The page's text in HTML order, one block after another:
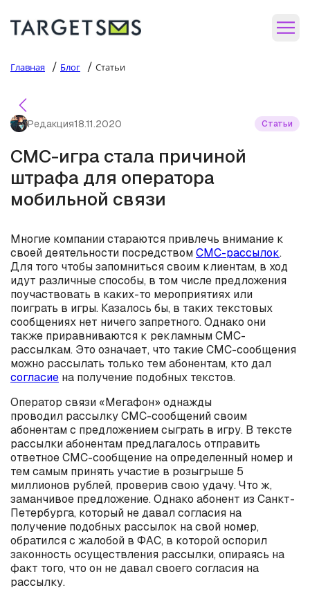
Главная / Блог / Статьи
Редакция18.11.2020 Статьи
СМС-игра стала причиной
штрафа для оператора
мобильной связи
Многие компании стараются привлечь внимание к
своей деятельности посредствомСМС-рассылок.
Для того чтобы запомниться своим клиентам, в ход
идут различные способы, в том числе предложения
поучаствовать в каких-то мероприятиях или
поиграть в игры. Казалось бы, в таких текстовых
сообщениях нет ничего запретного. Однако они
также приравниваются к рекламным СМС-
рассылкам. Это означает, что такие СМС-сообщения
можно рассылать только тем абонентам, кто дал
согласие на получение подобных текстов.
Оператор связи «Мегафон» однажды
проводил рассылку СМС-сообщений своим
абонентам с предложением сыграть в игру. В тексте
рассылки абонентам предлагалось отправить
ответное СМС-сообщение на определенный номер и
тем самым принять участие в розыгрыше 5
миллионов рублей, проверив свою удачу. Что ж,
заманчивое предложение. Однако абонент из Санкт-
Петербурга, который не давал согласия на
получение подобных рассылок на свой номер,
обратился с жалобой в ФАС, в которой оспорил
законность осуществления рассылки, опираясь на
факт того, что он не давал своего согласия на
рассылку.